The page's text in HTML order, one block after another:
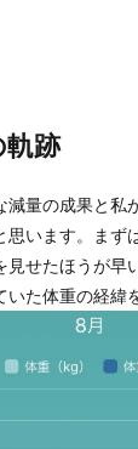
軌跡
減量の成果と私
思います。まず
せたほうが早
た体重の経緯